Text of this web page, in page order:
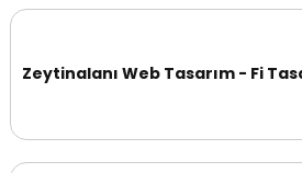
Zeytinalanı Web Tasarım - Fi